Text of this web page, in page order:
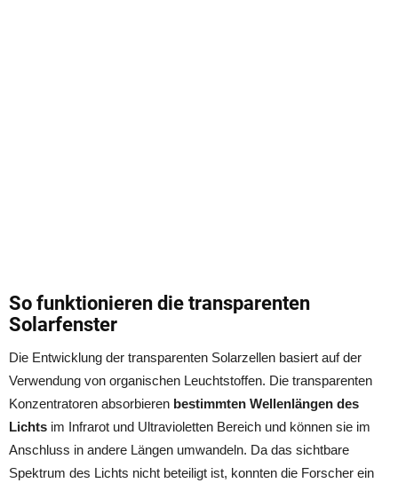
So funktionieren die transparenten
Solarfenster
Die Entwicklung der transparenten Solarzellen basiert auf der
Verwendung von organischen Leuchtstoffen. Die transparenten
Konzentratoren absorbieren bestimmten Wellenlängen des
Lichts im Infrarot und Ultravioletten Bereich und können sie im
Anschluss in andere Längen umwandeln. Da das sichtbare
Spektrum des Lichts nicht beteiligt ist, konnten die Forscher ein